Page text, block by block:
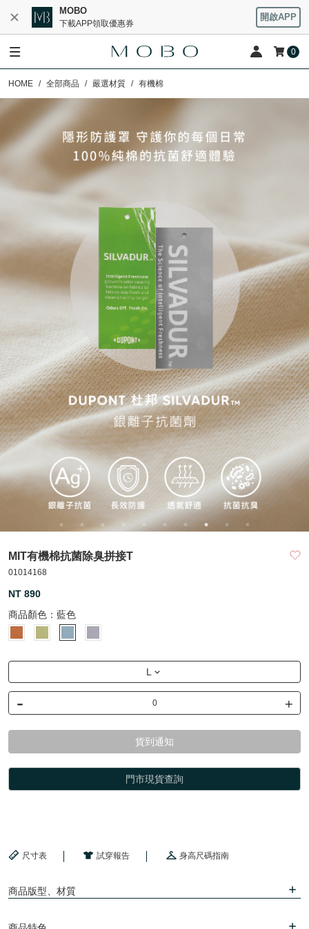
MOBO
下載APP領取優惠券
開啟APP
0
HOME 全部商品 嚴選材質 有機棉
MIT有機棉抗菌除臭拼接T
01014168
NT 890
商品顏色： 藍色
L
- +
貨到通知
門市現貨查詢
尺寸表 試穿報告 身高尺碼指南
商品版型、材質